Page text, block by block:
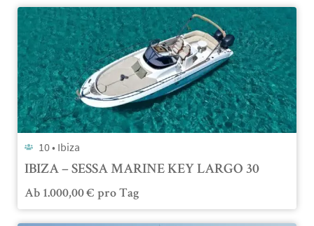
10 • Ibiza
IBIZA – SESSA MARINE KEY LARGO 30
Ab 1.000,00€ pro Tag